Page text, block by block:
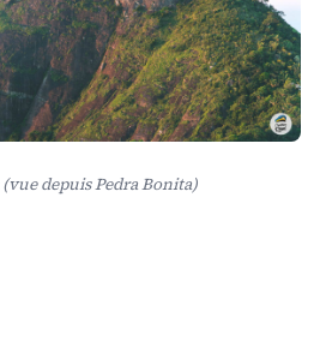
(vue depuis Pedra Bonita)